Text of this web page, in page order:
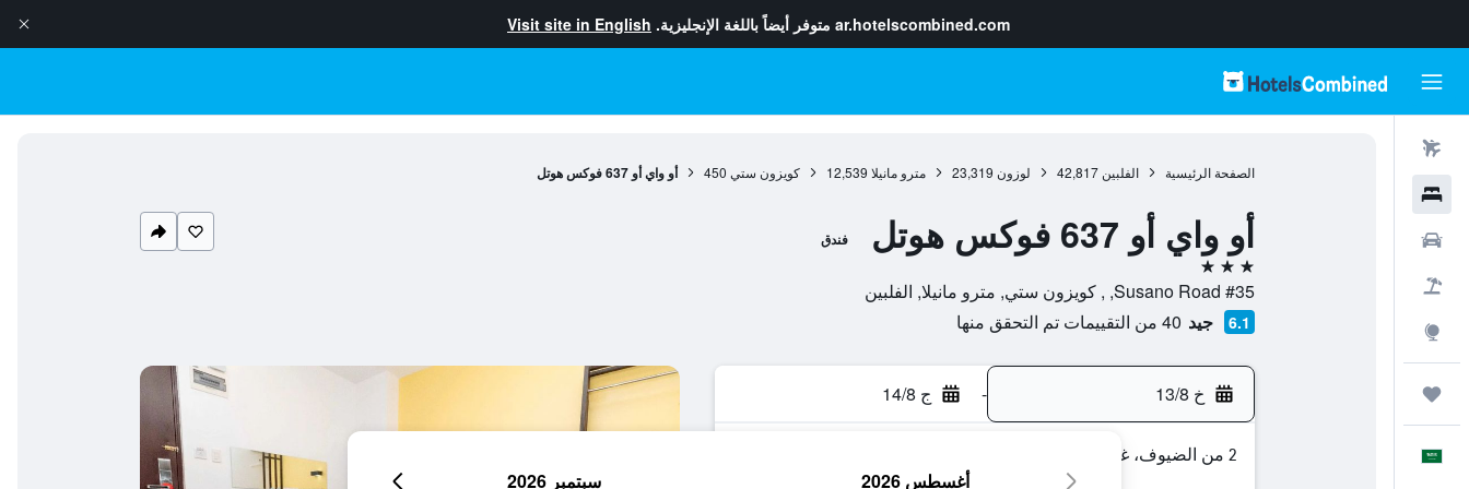
ar.hotelscombined.com متوفر أيضاً باللغة الإنجليزية. Visit site in English
الصفحة الرئيسية الفلبين 42,817 لوزون 23,319 مترو مانيلا 12,539 كويزون ستي 450 أو واي أو 637 فوكس هوتل
أو واي أو 637 فوكس هوتل فندق
3 نجوم
#35 Susano Road, , كويزون ستي, مترو مانيلا, الفلبين
6.1 جيد 40 من التقييمات تم التحقق منها
خ 13/8 - ج 14/8
2 من الضيوف، غرفة واحدة
أغسطس 2026 سبتمبر 2026